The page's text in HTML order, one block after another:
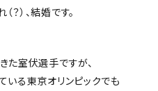
）、結婚です。
た室伏選手ですが、
いる東京オリンピックでも